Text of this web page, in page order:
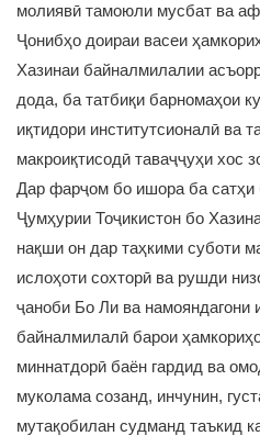
молиявӣ тамоюли мусбат ва
Ҷонибҳо доираи васеи
Хазинаи байналмилалии
дода, ба татбиқи барномаҳои
иқтидори институтсионалӣ ва
макроиқтисодӣ таваҷҷуҳи хос
Дар фарҷом бо ишора ба сатҳи
Ҷумҳурии Тоҷикистон бо
нақши он дар таҳкими суботи
ислоҳоти сохторӣ ва рушди
ҷаноби Бо Ли ва намояндагони
байналмилалӣ барои
миннатдорӣ баён гардид ва
муколама созанд, инчунин,
мутақобилан судманд таъкид